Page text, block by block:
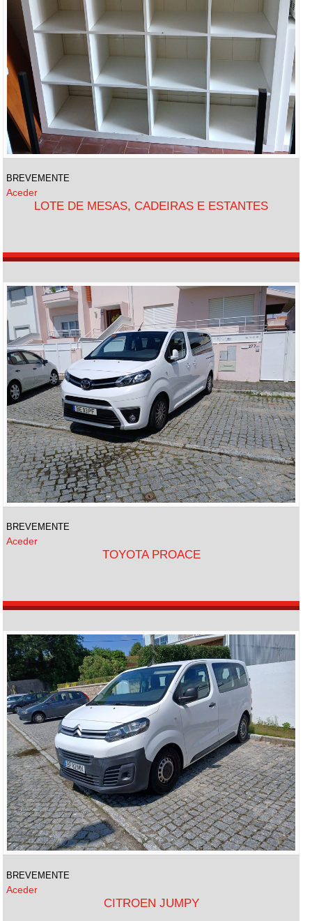
BREVEMENTE
Aceder
LOTE DE MESAS, CADEIRAS E ESTANTES
BREVEMENTE
Aceder
TOYOTA PROACE
BREVEMENTE
Aceder
CITROEN JUMPY